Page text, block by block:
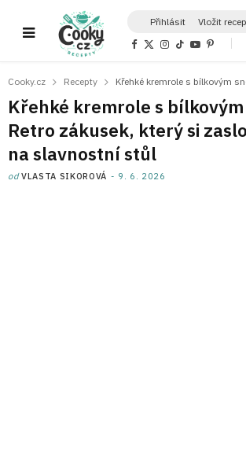
Přihlásit Vložit
F
b
o
k
X
i
t
e
r
)
I
a
r
a
m
T
o
Y
u
e
P
e
e
s
t
Cooky.cz Recepty
Křehké kremrole s
Retro zákusek, který si
na slavnostní stůl
odVLASTA SIKOROVÁ 9. 6. 2026